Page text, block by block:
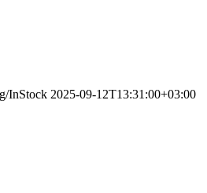
InStock 2025-09-12T13:31:00+03:00